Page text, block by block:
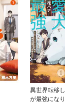
異世界転移
が最強にな